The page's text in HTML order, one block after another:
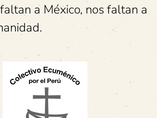
a México, nos faltan a